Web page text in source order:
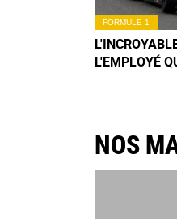
FORMULE 1
L'EMPLOYÉ
NOS